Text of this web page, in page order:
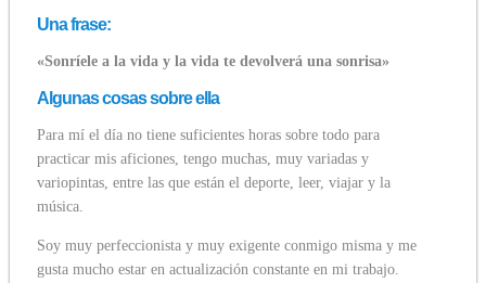
Una frase:
«Sonríele a la vida y la vida te devolverá una sonrisa»
Algunas cosas sobre ella
Para mí el día no tiene suficientes horas sobre todo para
practicar mis aficiones, tengo muchas, muy variadas y
variopintas, entre las que están el deporte, leer, viajar y la
música.
Soy muy perfeccionista y muy exigente conmigo misma y me
gusta mucho estar en actualización constante en mi trabajo.